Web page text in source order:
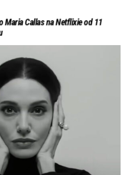
Maria Callas na Netflixie od 11